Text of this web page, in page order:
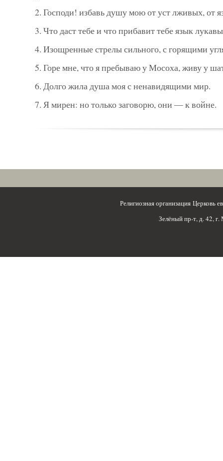
2. Господи! избавь душу мою от уст лживых, от
3. Что даст тебе и что прибавит тебе язык
4. Изощренные стрелы сильного, с горящими
5. Горе мне, что я пребываю у Мосоха, живу у
6. Долго жила душа моя с ненавидящими мир.
7. Я мирен: но только заговорю, они — к войне.
Религиозная организация
Зелёный пр-т, д. 42,